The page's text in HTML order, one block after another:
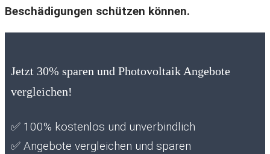
Beschädigungen schützen können.
Jetzt 30% sparen und Photovoltaik Angebote
vergleichen!
✅ 100% kostenlos und unverbindlich
✅ Angebote vergleichen und sparen